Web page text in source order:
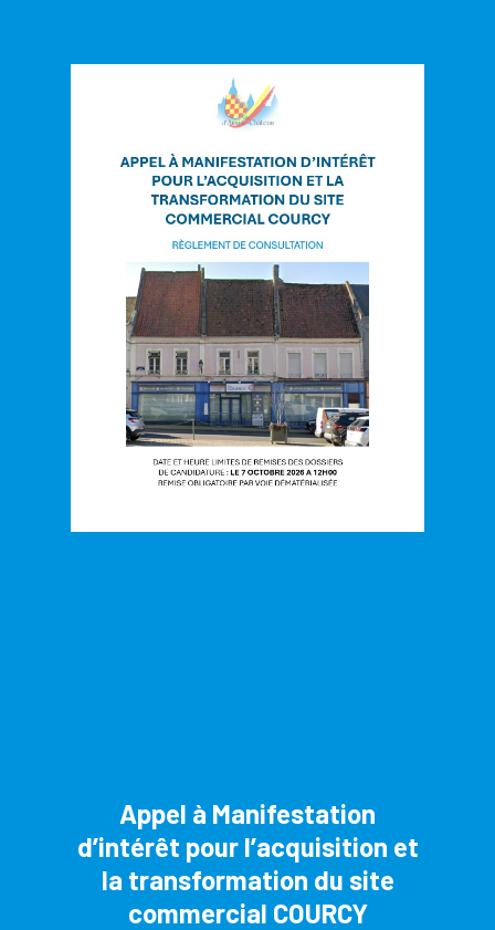
Appel à Manifestation
d’intérêt pour l’acquisition et
la transformation du site
commercial COURCY